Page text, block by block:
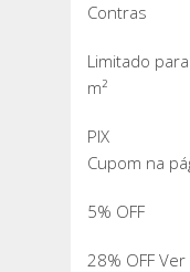
Contras
Limitado
m²
PIX
Cupom na
5% OFF
28% OFF